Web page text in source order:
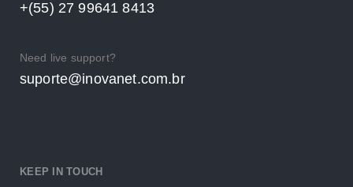
+(55) 27 99641 8413
Need live support?
suporte@inovanet.com.br
KEEP IN TOUCH